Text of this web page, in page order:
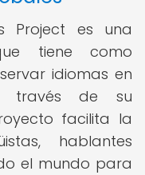
Project es una
tiene como
idiomas en
través de su
facilita la
hablantes
el mundo para